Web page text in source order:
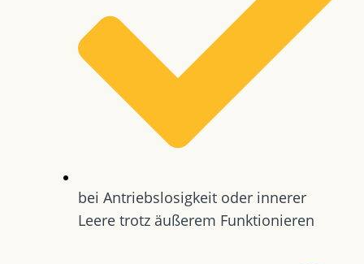
bei Antriebslosigkeit oder innerer
Leere trotz äußerem Funktionieren